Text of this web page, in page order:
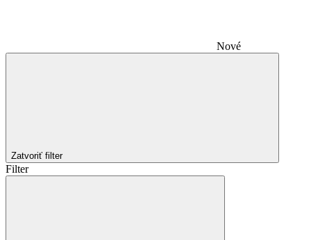
Nové
Zatvoriť filter
Filter